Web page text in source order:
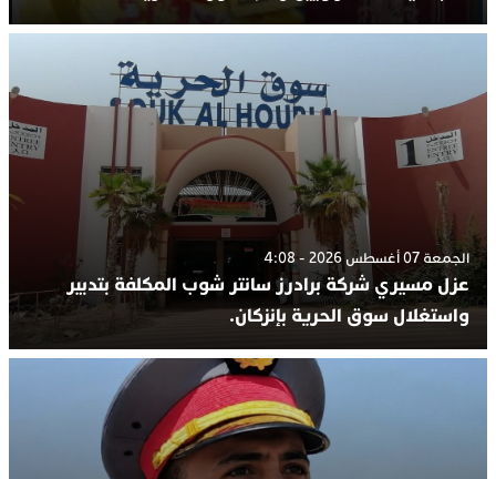
الجمعة 07 أغسطس 2026 - 4:08
عزل مسيري شركة برادرز سانتر شوب المكلفة بتدبير
واستغلال سوق الحرية بإنزكان.